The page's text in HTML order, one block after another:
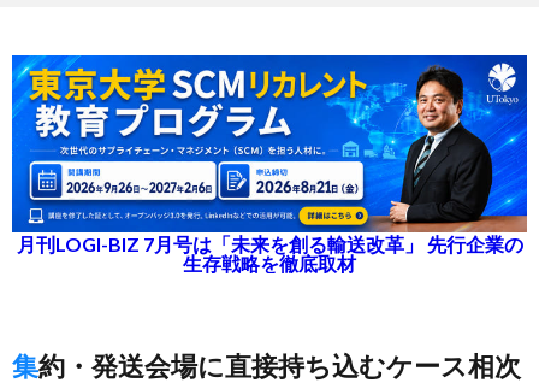
月刊LOGI-BIZ 7月号は「未来を創る輸送改革」 先行企業の
生存戦略を徹底取材
集約・発送会場に直接持ち込むケース相次